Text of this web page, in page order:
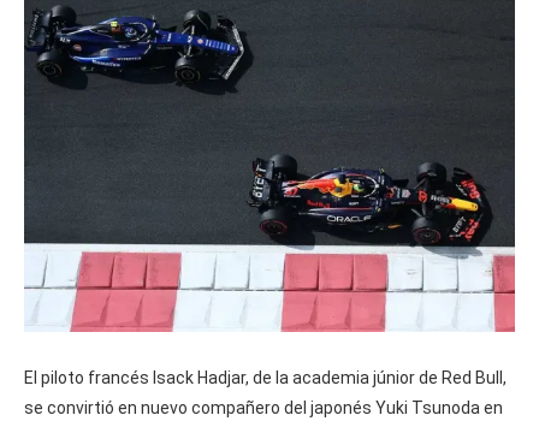
El piloto francés Isack Hadjar, de la academia júnior de Red Bull,
se convirtió en nuevo compañero del japonés Yuki Tsunoda en